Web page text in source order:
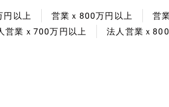
円以上 営業ｘ800万円以上 営
営業ｘ700万円以上 法人営業ｘ